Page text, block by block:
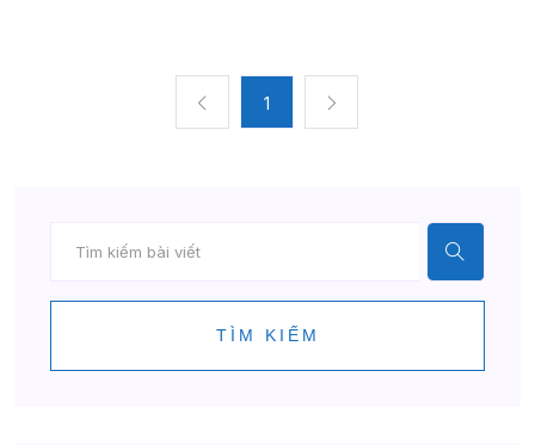
1
TÌM KIẾM